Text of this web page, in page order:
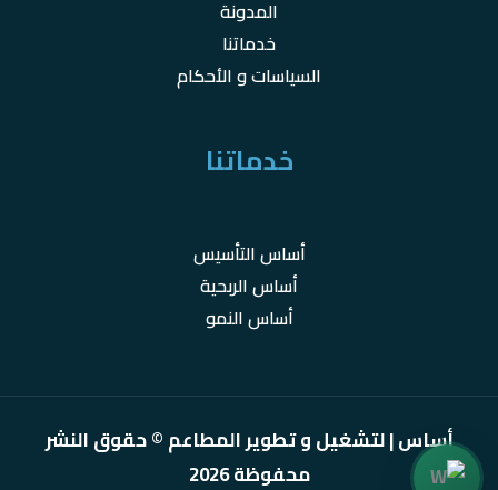
المدونة
خدماتنا
السياسات و الأحكام
خدماتنا
أساس التأسيس
أساس الربحية
أساس النمو
أساس | لتشغيل و تطوير المطاعم © حقوق النشر
محفوظة 2026